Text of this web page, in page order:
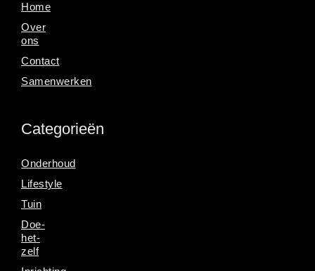
Home
Over
ons
Contact
Samenwerken
Categorieën
Onderhoud
Lifestyle
Tuin
Doe-
het-
zelf